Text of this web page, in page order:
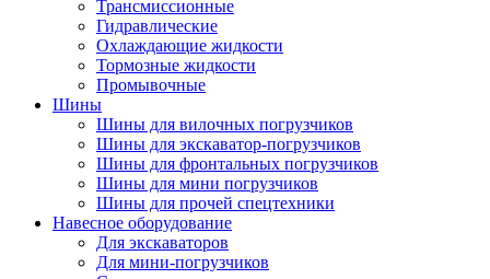
Трансмиссионные
Гидравлические
Охлаждающие жидкости
Тормозные жидкости
Промывочные
Шины
Шины для вилочных погрузчиков
Шины для экскаватор-погрузчиков
Шины для фронтальных погрузчиков
Шины для мини погрузчиков
Шины для прочей спецтехники
Навесное оборудование
Для экскаваторов
Для мини-погрузчиков